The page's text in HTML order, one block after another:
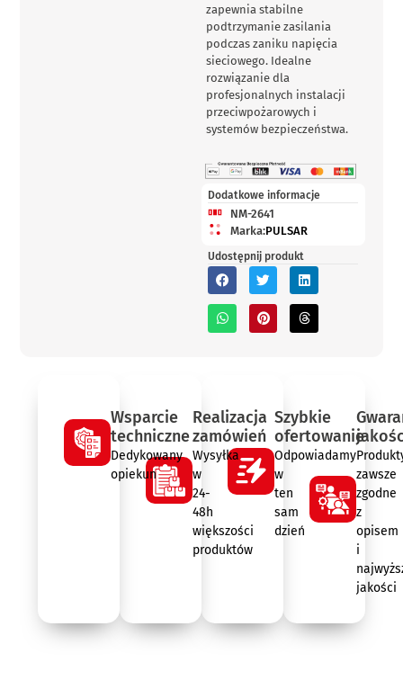
zapewnia stabilne
podtrzymanie zasilania
podczas zaniku napięcia
sieciowego. Idealne
rozwiązanie dla
profesjonalnych instalacji
przeciwpożarowych i
systemów bezpieczeństwa.
Dodatkowe informacje
NM-2641
Marka:PULSAR
Udostępnij produkt
Wsparcie
techniczne
Dedykowany
opiekun
Realizacja
zamówień
Wysyłka
w
24-
48h
większości
produktów
Szybkie
ofertowanie
Odpowiadamy
w
ten
sam
dzień
zawsze
zgodne
z
opisem
i
jakości